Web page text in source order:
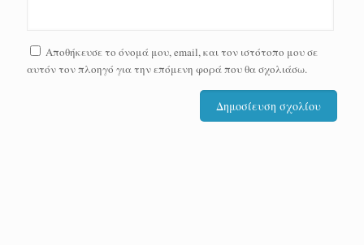
Αποθήκευσε το όνομά μου, email, και τον ιστότοπο μου σε
αυτόν τον πλοηγό για την επόμενη φορά που θα σχολιάσω.